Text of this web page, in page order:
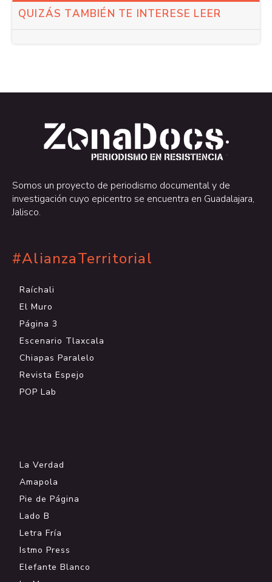
QUIZÁS TAMBIÉN TE INTERESE LEER
.
.
Somos un proyecto de periodismo documental y de
investigación cuyo epicentro se encuentra en Guadalajara,
Jalisco.
#AlianzaTerritorial
Raíchali
El Muro
Página 3
Escenario Tlaxcala
Chiapas Paralelo
Revista Espejo
POP Lab
La Verdad
Amapola
Pie de Página
Lado B
Letra Fría
Istmo Press
Elefante Blanco